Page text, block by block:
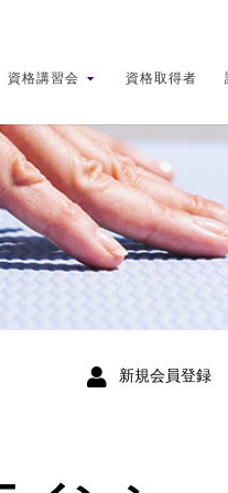
資格講習会 資格取得者
新規会員登録